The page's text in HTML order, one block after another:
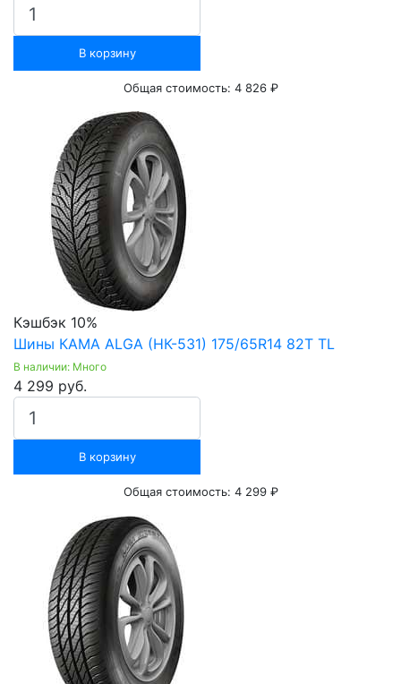
В корзину
Общая стоимость: 4 826 ₽
Кэшбэк 10%
Шины КАМА ALGA (НК-531) 175/65R14 82T TL
В наличии: Много
4 299 руб.
В корзину
Общая стоимость: 4 299 ₽